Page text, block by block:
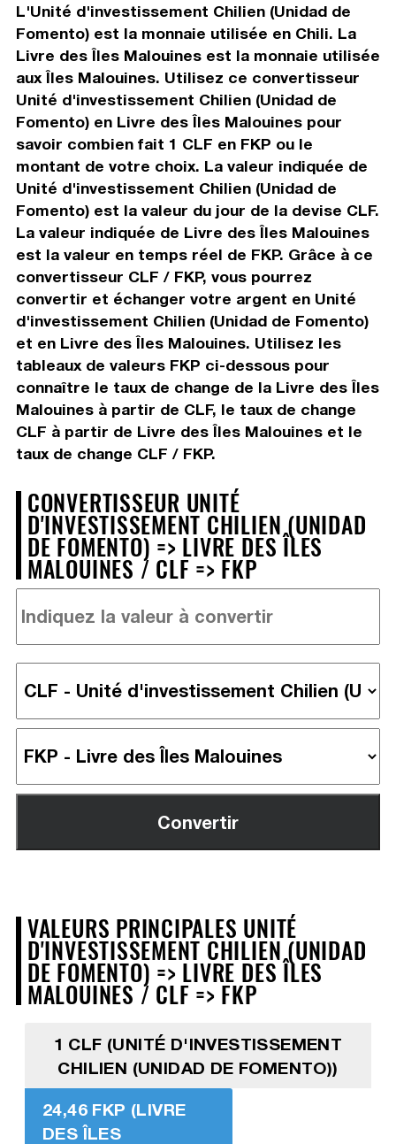
L'Unité d'investissement Chilien (Unidad de
Fomento) est la monnaie utilisée en Chili. La
Livre des Îles Malouines est la monnaie utilisée
aux Îles Malouines. Utilisez ce convertisseur
Unité d'investissement Chilien (Unidad de
Fomento) en Livre des Îles Malouines pour
savoir combien fait 1 CLF en FKP ou le
montant de votre choix. La valeur indiquée de
Unité d'investissement Chilien (Unidad de
Fomento) est la valeur du jour de la devise CLF.
La valeur indiquée de Livre des Îles Malouines
est la valeur en temps réel de FKP. Grâce à ce
convertisseur CLF / FKP, vous pourrez
convertir et échanger votre argent en Unité
d'investissement Chilien (Unidad de Fomento)
et en Livre des Îles Malouines. Utilisez les
tableaux de valeurs FKP ci-dessous pour
connaître le taux de change de la Livre des Îles
Malouines à partir de CLF, le taux de change
CLF à partir de Livre des Îles Malouines et le
taux de change CLF / FKP.
CONVERTISSEUR UNITÉ
D'INVESTISSEMENT CHILIEN (UNIDAD
DE FOMENTO) => LIVRE DES ÎLES
MALOUINES / CLF => FKP
VALEURS PRINCIPALES UNITÉ
D'INVESTISSEMENT CHILIEN (UNIDAD
DE FOMENTO) => LIVRE DES ÎLES
MALOUINES / CLF => FKP
1 CLF (UNITÉ D'INVESTISSEMENT
CHILIEN (UNIDAD DE FOMENTO))
24,46 FKP (LIVRE
DES ÎLES